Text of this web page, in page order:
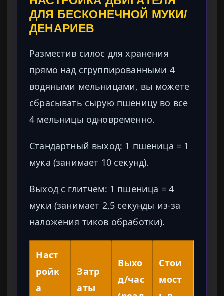
ДЛЯ БЕСКОНЕЧНОЙ МУКИ/
ДЕНАРИЕВ
Разместив силос для хранения
прямо над сгруппированными 4
водяными мельницами, вы можете
сбрасывать сырую пшеницу во все
4 мельницы одновременно.
Стандартный выход: 1 пшеница = 1
мука (занимает 10 секунд).
Выход с глитчем: 1 пшеница = 4
муки (занимает 2,5 секунды из-за
наложения тиков обработки).
Наст
ройк
а
Затр
аты
Выхо
д/час
Стои
мост